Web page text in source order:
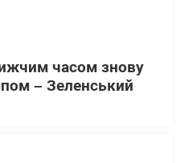
часом знову
– Зеленський